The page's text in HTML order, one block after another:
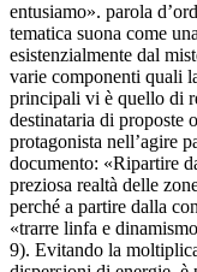
entusiamo». parola
tematica suona come
esistenzialmente dal
varie componenti quali
principali vi è quello di
destinataria di proposte
protagonista nell’agire
documento: «Ripartire
preziosa realtà delle
perché a partire dalla
«trarre linfa e
9). Evitando la